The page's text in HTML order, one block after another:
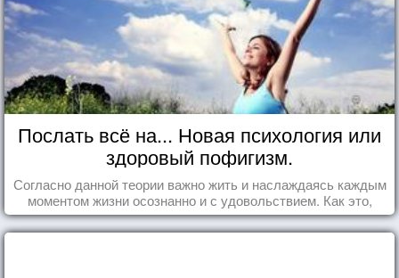
Послать всё на... Новая психология или
здоровый пофигизм.
Согласно данной теории важно жить и наслаждаясь каждым
моментом жизни осознанно и с удовольствием. Как это,
попробуем разобраться на реальных примерах.